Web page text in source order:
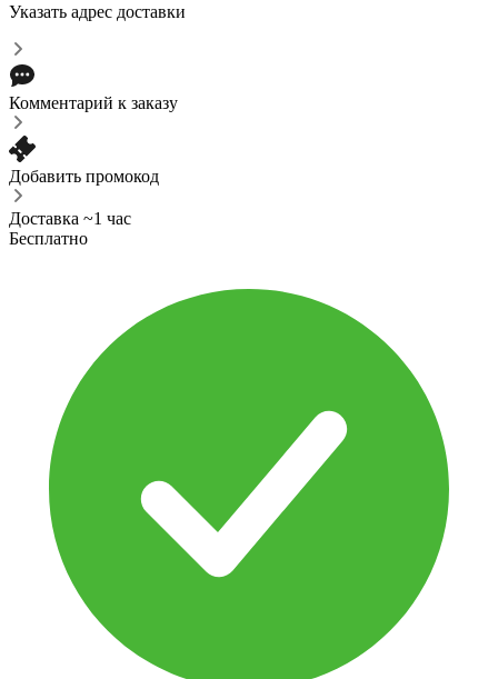
Указать адрес доставки
Комментарий к заказу
Добавить промокод
Доставка ~1 час
Бесплатно